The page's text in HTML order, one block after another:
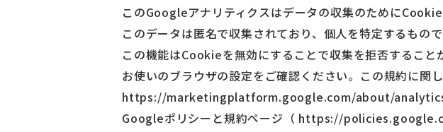
このGoogleアナリティクスはデータの収集のためにCookie
このデータは匿名で収集されており、個人を特定するもので
この機能はCookieを無効にすることで収集を拒否すること
お使いのブラウザの設定をご確認ください。この規約に
https://marketingplatform.google.com/about/
Googleポリシーと規約ページ（ https://